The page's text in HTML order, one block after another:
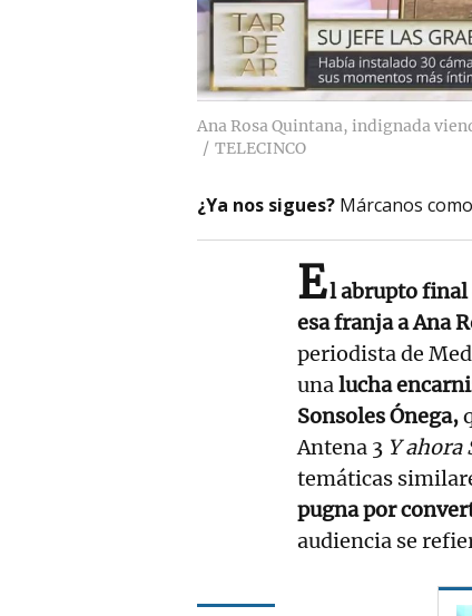
Ana Rosa Quintana, indignada
TELECINCO
¿Ya nos sigues? Márcanos
El abrupto final
esa franja a Ana
periodista de
unalucha
Sonsoles Ónega,
Antena 3 Y ahora
temáticas
pugna por
audiencia se